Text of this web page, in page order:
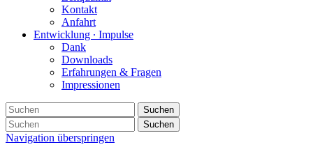
Kontakt
Anfahrt
Entwicklung ∙ Impulse
Dank
Downloads
Erfahrungen & Fragen
Impressionen
Suchen
Suchen
Navigation überspringen